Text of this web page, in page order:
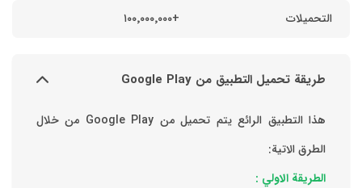
التحميلات +١٠٠٬٠٠٠٬٠٠٠
طريقة تحميل التطبيق من Google Play
هذا التطبيق الرائع يتم تحميل من Google Play من خلال
الطرق الاتية:
الطريقة الاولي :